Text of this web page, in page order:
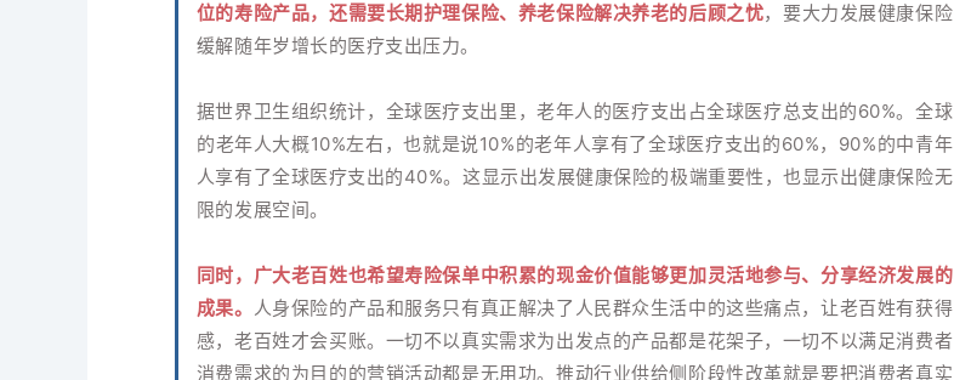
位的寿险产品，还需要长期护理保险、养老保险解决养老的后顾之忧，要大力发展健康保险
缓解随年岁增长的医疗支出压力。
据世界卫生组织统计，全球医疗支出里，老年人的医疗支出占全球医疗总支出的60%。全球
的老年人大概10%左右，也就是说10%的老年人享有了全球医疗支出的60%，90%的中青年
人享有了全球医疗支出的40%。这显示出发展健康保险的极端重要性，也显示出健康保险无
限的发展空间。
同时，广大老百姓也希望寿险保单中积累的现金价值能够更加灵活地参与、分享经济发展的
成果。 人身保险的产品和服务只有真正解决了人民群众生活中的这些痛点，让老百姓有获得
感，老百姓才会买账。一切不以真实需求为出发点的产品都是花架子，一切不以满足消费者
消费需求的为目的的营销活动都是无用功。推动行业供给侧阶段性改革就是要把消费者真实